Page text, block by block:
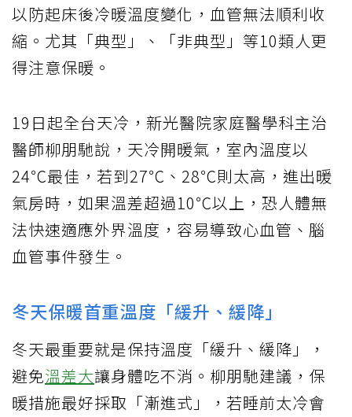
以防起床後冷暖溫度變化，血管無法順利收
縮。尤其「典型」、「非典型」等10類人更
得注意保暖。
19日起全台天冷，新光醫院家庭醫學科主治
醫師柳朋馳說，天冷開暖氣，室內溫度以
24℃最佳，若到27℃、28℃則太高，進出暖
氣房時，如果溫差超過10℃以上，恐人體無
法快速適應外界溫度，容易導致心血管、腦
血管事件發生。
冬天保暖首重溫度「緩升、緩降」
冬天最重要就是保持溫度「緩升、緩降」，
避免溫差大讓身體吃不消。柳朋馳建議，保
暖措施最好採取「漸進式」，若睡前太冷會